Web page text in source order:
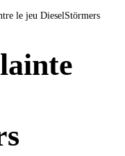
le jeu DieselStörmers